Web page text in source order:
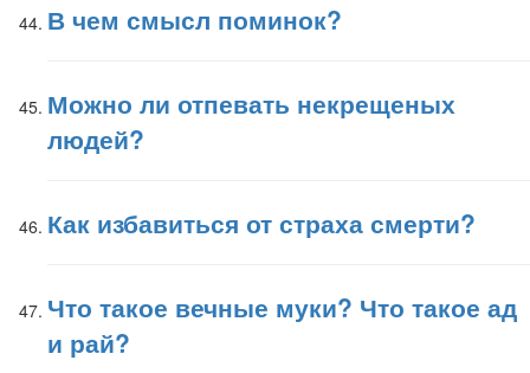
В чем смысл поминок?
Можно ли отпевать некрещеных
людей?
Как избавиться от страха смерти?
Что такое вечные муки? Что такое ад
и рай?